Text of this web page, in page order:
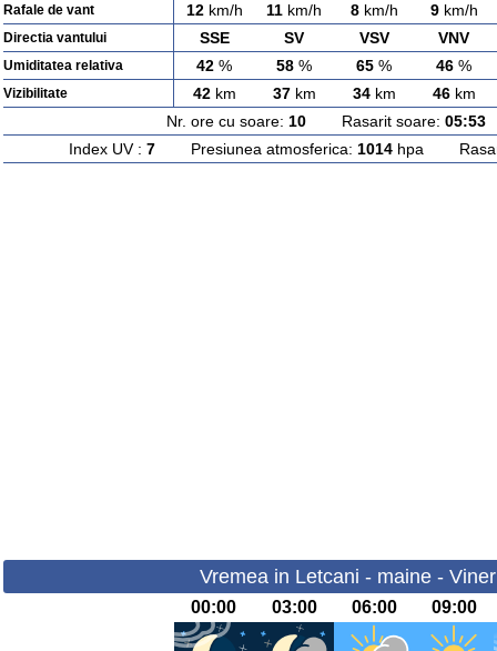
Rafale de vant 12km/h 11 km/h 8km/h 9km/h
Directia vantului SSE SV VSV VNV
Umiditatea relativa 42 % 58 % 65 % 46 %
Vizibilitate 42km 37km 34km 46km
Nr. ore cu soare: 10Rasarit soare: 05:53
Index UV : 7Presiunea atmosferica: 1014hpa
Vremea in Letcani - maine -
00:00 03:00 06:00 09:00